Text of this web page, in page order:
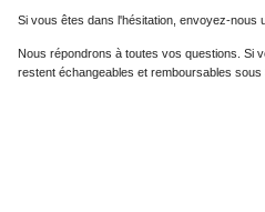
Si vous êtes dans l'hésitation, envoyez-nous
Nous répondrons à toutes vos questions. Si
restent échangeables et remboursables sous